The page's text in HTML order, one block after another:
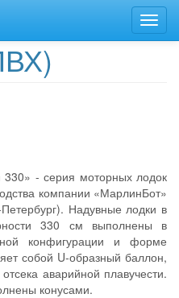
330» - серия моторных лодок
компании «МарлинБот»
Надувные лодки в
330 см выполнены в
конфигурации и форме
собой U-образный баллон,
аварийной плавучести.
конусами.